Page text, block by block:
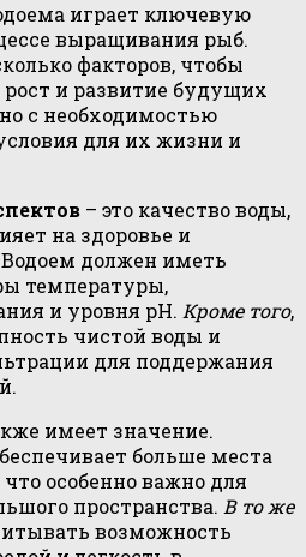
играет ключевую
выращивания рыб.
факторов, чтобы
и развитие будущих
с необходимостью
для их жизни и
– это качество воды,
на здоровье и
должен иметь
температуры,
и уровня pH. Кроме того,
чистой воды и
для поддержания
имеет значение.
больше места
особенно важно для
пространства. В то же
возможность